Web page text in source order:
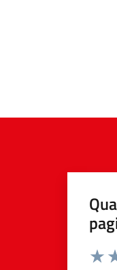
Valuta